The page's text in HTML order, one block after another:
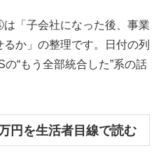
「子会社になった後、事業
か」の整理です。日付の列
“もう全部統合した”系の話
円を生活者目線で読む